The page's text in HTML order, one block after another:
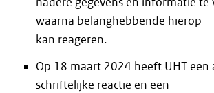
waarna belanghebbende hierop
kan reageren.
Op 18 maart 2024 heeft UHT een
schriftelijke reactie en een